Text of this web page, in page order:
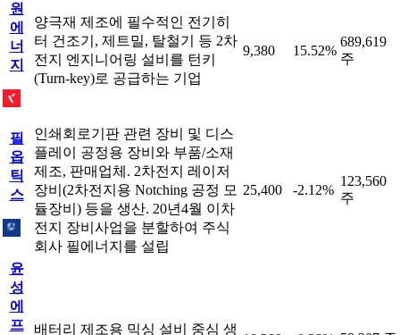
원
에
너
지
양극재 제조에 필수적인 전기히
터 건조기, 제트밀, 탈철기 등 2차
전지 엔지니어링 설비를 턴키
(Turn-key)로 공급하는 기업
9,380 15.52%
689,619
주
필
옵
틱
스
인쇄회로기판 관련 장비 및 디스
플레이 공정용 장비와 부품/소재
제조, 판매업체. 2차전지 레이저
장비(2차전지용 Notching 공정 모
듈장비) 등을 생산. 20년4월 이차
전지 장비사업을 분할하여 주식
회사 필에너지를 설립
25,400 -2.12%
123,560
주
윤
성
에
프
배터리 제조용 믹싱 설비 중심 생